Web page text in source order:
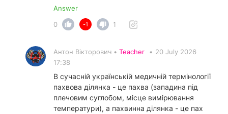
Answer
0
-1 1
Антон Вікторович • Teacher • 20 July 2026
17:38
В сучасній українській медичній термінології
пахвова ділянка - це пахва (западина під
плечовим суглобом, місце вимірювання
температури), а пахвинна ділянка - це пах